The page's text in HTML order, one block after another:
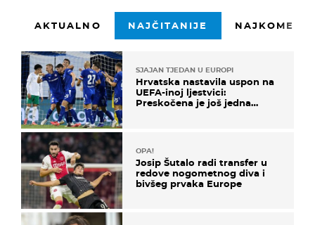
AKTUALNO NAJČITANIJE
SJAJAN TJEDAN U EUROPI
Hrvatska nastavila uspon na
UEFA-inoj ljestvici:
Preskočena je još jedna
OPA!
Josip Šutalo radi transfer u
redove nogometnog diva i
bivšeg prvaka Europe